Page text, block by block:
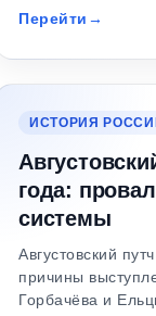
Перейти
ИСТОРИЯ
года:
системы
Августовский
причины
Горбачёва и